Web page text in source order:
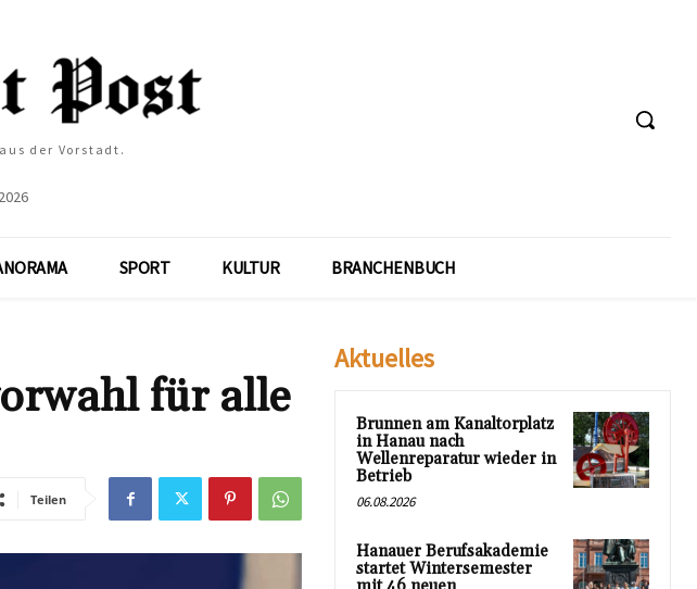
der Vorstadt.
SPORT KULTUR BRANCHENBUCH
für alle
Teilen
Aktuelles
Brunnen am Kanaltorplatz
in Hanau nach
Wellenreparatur wieder in
Betrieb
06.08.2026
Hanauer Berufsakademie
startet Wintersemester